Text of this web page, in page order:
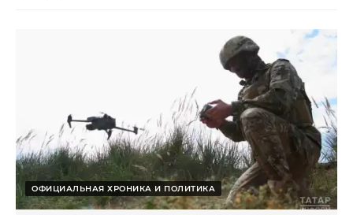
ОФИЦИАЛЬНАЯ ХРОНИКА И ПОЛИТИКА